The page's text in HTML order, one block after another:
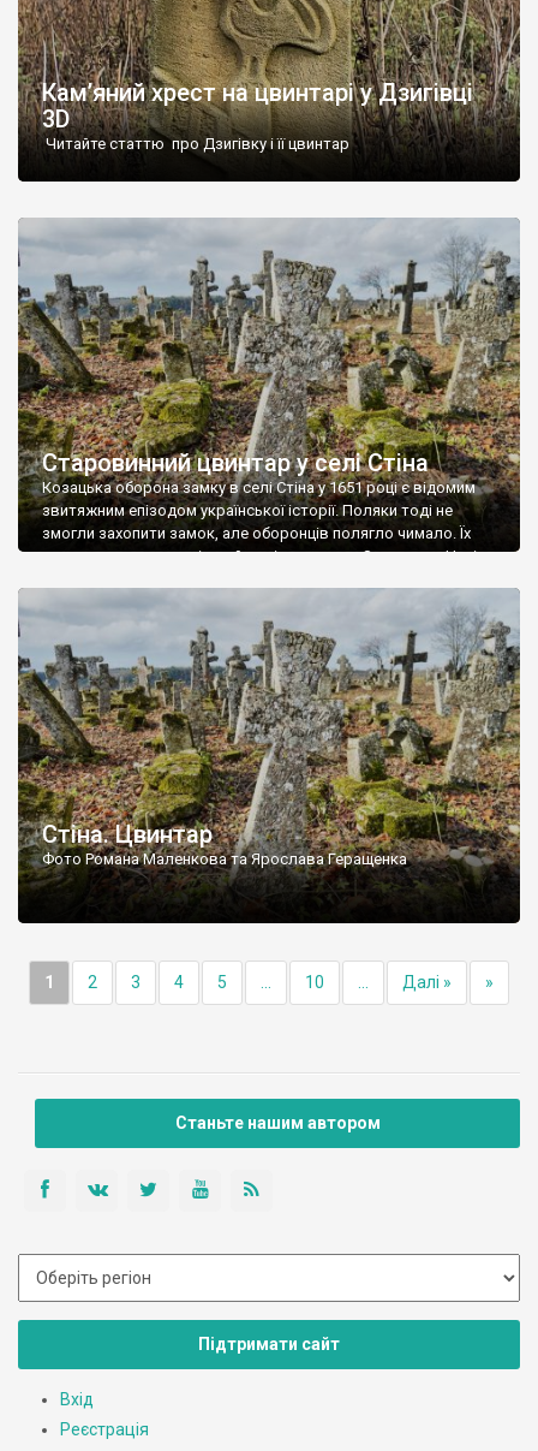
Кам’яний хрест на цвинтарі у Дзигівці
3D
Читайте статтю про Дзигівку і її цвинтар
Старовинний цвинтар у селі Стіна
Козацька оборона замку в селі Стіна у 1651 році є відомим
звитяжним епізодом української історії. Поляки тоді не
змогли захопити замок, але оборонців полягло чимало. Їх
поховали на цвинтарі, який тоді називався Замковим. Нині на
ньому чимало хрестів 19 століття, є такі, де епітафії стер […]
Стіна. Цвинтар
Фото Романа Маленкова та Ярослава Геращенка
1 2 3 4 5 10 Далі » »
Станьте нашим автором
Підтримати сайт
Вхід
Реєстрація